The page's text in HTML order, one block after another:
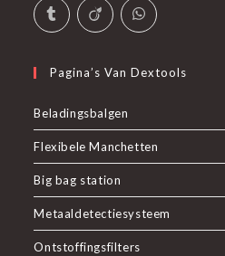
Pagina’s Van Dextools
Beladingsbalgen
Flexibele Manchetten
Big bag station
Metaaldetectiesysteem
Ontstoffingsfilters